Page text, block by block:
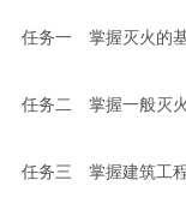
任务一 掌握灭火
任务二 掌握一般
任务三 掌握建筑工